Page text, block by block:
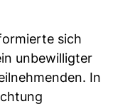
sich
unbewilligter
In